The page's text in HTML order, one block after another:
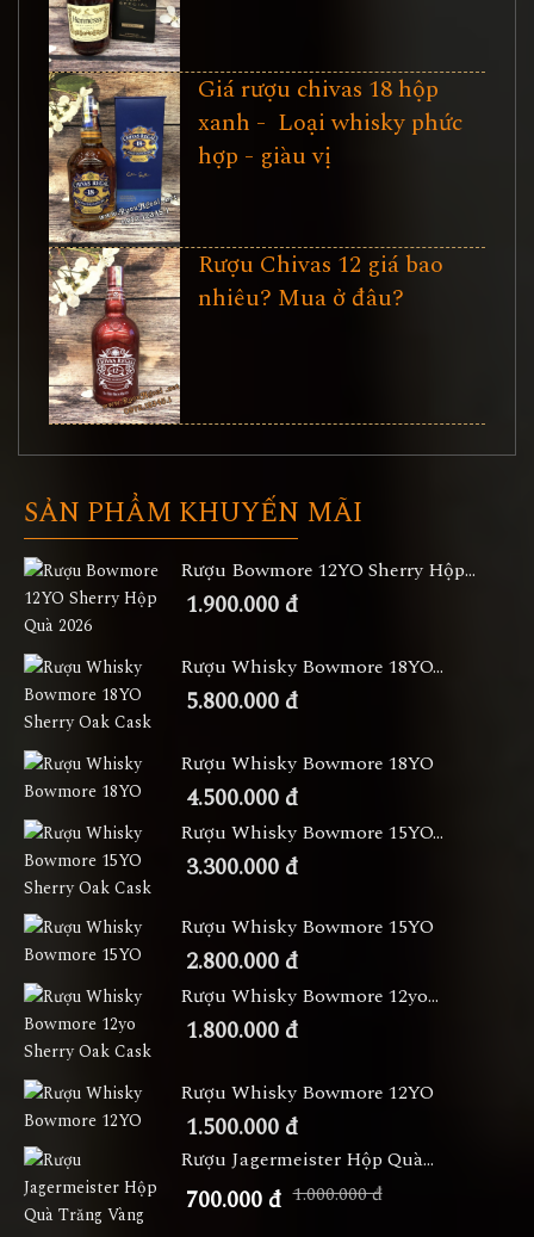
Giá rượu chivas 18 hộp
xanh - Loại whisky phức
hợp - giàu vị
Rượu Chivas 12 giá bao
nhiêu? Mua ở đâu?
SẢN PHẨM KHUYẾN MÃI
Rượu Bowmore 12YO Sherry Hộp...
1.900.000 đ
Rượu Whisky Bowmore 18YO...
5.800.000 đ
Rượu Whisky Bowmore 18YO
4.500.000 đ
Rượu Whisky Bowmore 15YO...
3.300.000 đ
Rượu Whisky Bowmore 15YO
2.800.000 đ
Rượu Whisky Bowmore 12yo...
1.800.000 đ
Rượu Whisky Bowmore 12YO
1.500.000 đ
Rượu Jagermeister Hộp Quà...
700.000 đ 1.000.000 đ